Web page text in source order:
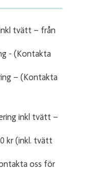
tvätt – från
- (Kontakta
– (Kontakta
inkl tvätt –
kr (inkl. tvätt
oss för
få de bästa